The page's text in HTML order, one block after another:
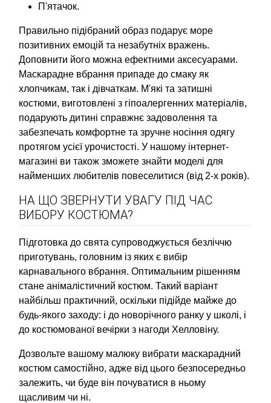
П'ятачок.
Правильно підібраний образ подарує море
позитивних емоцій та незабутніх вражень.
Доповнити його можна ефектними аксесуарами.
Маскарадне вбрання припаде до смаку як
хлопчикам, так і дівчаткам. М'які та затишні
костюми, виготовлені з гіпоалергенних матеріалів,
подарують дитині справжнє задоволення та
забезпечать комфортне та зручне носіння одягу
протягом усієї урочистості. У нашому інтернет-
магазині ви також зможете знайти моделі для
найменших любителів повеселитися (від 2-х років).
НА ЩО ЗВЕРНУТИ УВАГУ ПІД ЧАС
ВИБОРУ КОСТЮМА?
Підготовка до свята супроводжується безліччю
приготувань, головним із яких є вибір
карнавального вбрання. Оптимальним рішенням
стане анімалістичний костюм. Такий варіант
найбільш практичний, оскільки підійде майже до
будь-якого заходу: і до новорічного ранку у школі, і
до костюмованої вечірки з нагоди Хелловіну.
Дозвольте вашому малюку вибрати маскарадний
костюм самостійно, адже від цього безпосередньо
залежить, чи буде він почуватися в ньому
щасливим чи ні.